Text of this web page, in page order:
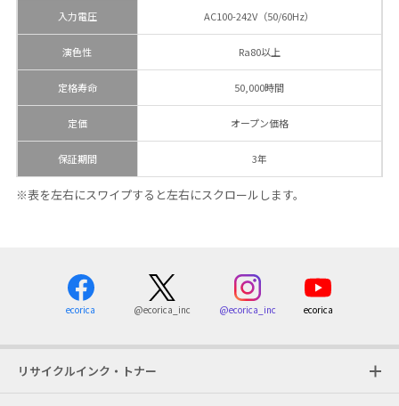
入力電圧 AC100-242V（50/60Hz）
演色性 Ra80以上
定格寿命 50,000時間
定価 オープン価格
保証期間 3年
※表を左右にスワイプすると左右にスクロールします。
ecorica @ecorica_inc @ecorica_inc ecorica
リサイクルインク・トナー